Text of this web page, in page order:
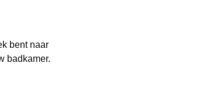
bent naar
badkamer.